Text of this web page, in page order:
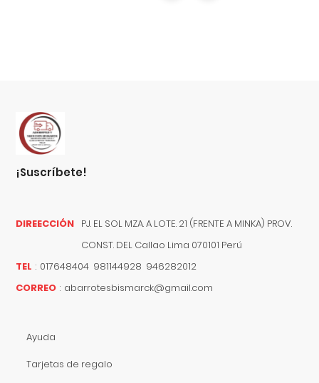
¡suscríbete!
DIREECCIÓN PJ. EL SOL MZA. A LOTE. 21 (FRENTE A MINKA) PROV.
CONST. DEL Callao Lima 070101 Perú
TEL : 017648404 981144928 946282012
CORREO : abarrotesbismarck@gmail.com
Ayuda
Tarjetas de regalo